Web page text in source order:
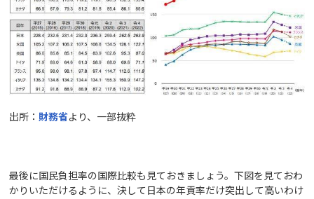
出所：財務省より、一部抜粋
最後に国民負担率の国際比較も見ておきましょう。下図を見ておわ
かりいただけるように、決して日本の年貢率だけ突出して高いわけ